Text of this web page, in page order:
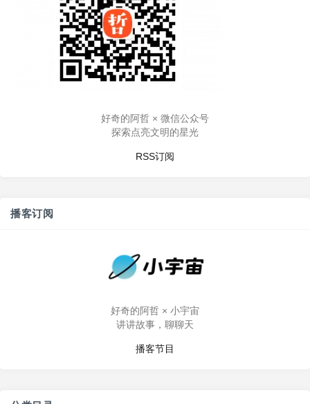
好奇的阿哲 × 微信公众号
探索点亮文明的星光
RSS订阅
播客订阅
好奇的阿哲 × 小宇宙
讲讲故事，聊聊天
播客节目